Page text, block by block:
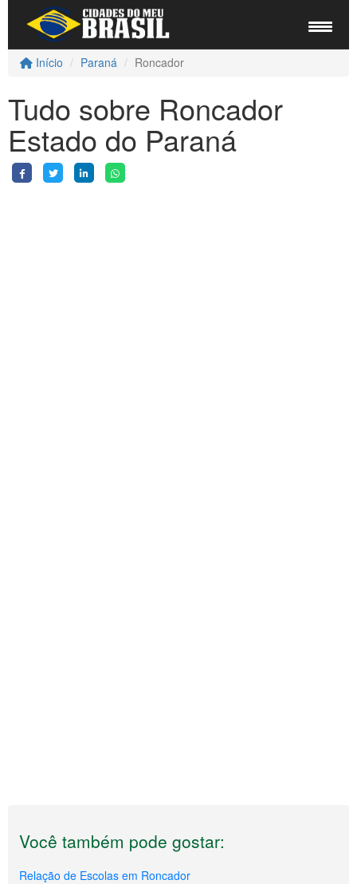
Início Paraná Roncador
Tudo sobre Roncador
Estado do Paraná
Você também pode gostar:
Relação de Escolas em Roncador